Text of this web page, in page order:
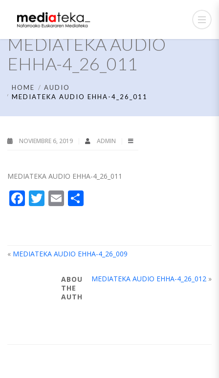
MEDIATEKA AUDIO
EHHA-4_26_011
HOME
AUDIO
MEDIATEKA AUDIO EHHA-4_26_011
NOVIEMBRE 6, 2019 ADMIN
MEDIATEKA AUDIO EHHA-4_26_011
Facebook
Twitter
Email
« MEDIATEKA AUDIO EHHA-4_26_009
MEDIATEKA AUDIO EHHA-4_26_012 »
ABOUT
THE
AUTHOR